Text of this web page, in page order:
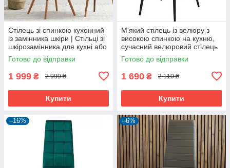
Стілець зі спинкою кухонний
із замінника шкіри | Стільці зі
шкірозамінника для кухні або
їдальні в сучасному дизайні
Готово до відправки
1 999 ₴ 2 999 ₴
Купити
М'який стілець із велюру з
високою спинкою на кухню,
сучасний велюровий стілець
із темними металевими
ніжками
Готово до відправки
1 690 ₴ 2 110 ₴
Купити
–16% –6%